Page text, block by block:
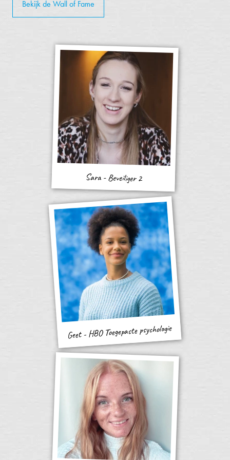
Bekijk de Wall of Fame
Sara - Beveiliger 2
Geet - HBO Toegepaste psychologie